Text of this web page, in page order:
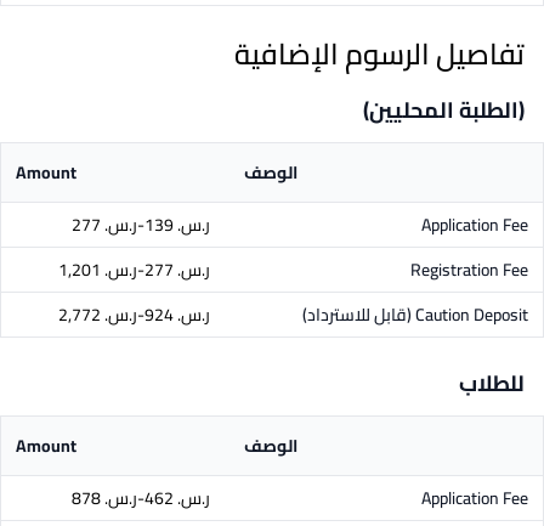
تفاصيل الرسوم الإضافية
(الطلبة المحليين)
الوصف
Amount
Application Fee
ر.س.‏ 139-ر.س.‏ 277
Registration Fee
ر.س.‏ 277-ر.س.‏ 1,201
Caution Deposit(قابل للاسترداد) ر.س.‏ 924-ر.س.‏ 2,772
للطلاب
الوصف
Amount
Application Fee
ر.س.‏ 462-ر.س.‏ 878